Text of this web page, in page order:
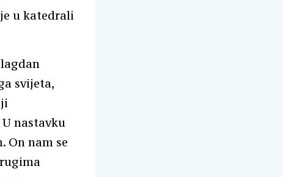
u katedrali
svijeta,
nastavku
On nam se